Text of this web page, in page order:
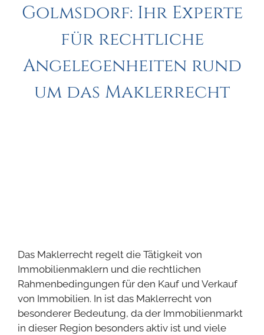
Golmsdorf: Ihr Experte
für rechtliche
Angelegenheiten rund
um das Maklerrecht
Das Maklerrecht regelt die Tätigkeit von
Immobilienmaklern und die rechtlichen
Rahmenbedingungen für den Kauf und Verkauf
von Immobilien. In ist das Maklerrecht von
besonderer Bedeutung, da der Immobilienmarkt
in dieser Region besonders aktiv ist und viele